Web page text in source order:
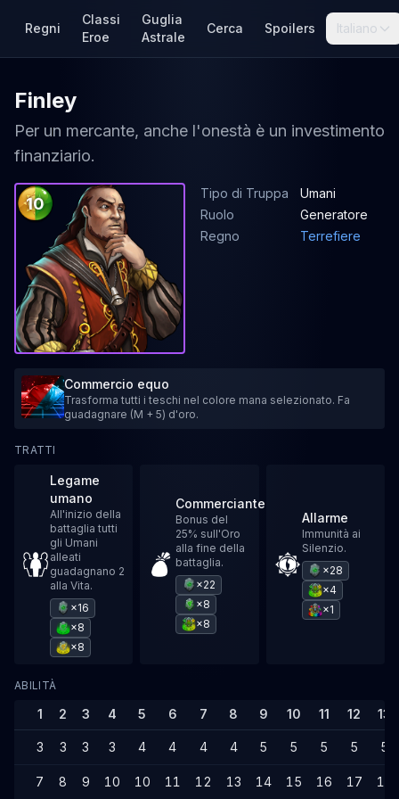
Regni
Classi
Eroe
Guglia
Astrale
Cerca Spoilers Italiano
Finley
Per un mercante, anche l'onestà è un investimento
finanziario.
10
Tipo di Truppa
Umani
Ruolo
Generatore
Regno
Terrefiere
Commercio equo
Trasforma tutti i teschi nel colore mana selezionato. Fa
guadagnare (M + 5) d'oro.
TRATTI
Legame
umano
All'inizio della
battaglia tutti
gli Umani
alleati
guadagnano 2
alla Vita.
×16
×8
×8
Commerciante
Bonus del
25% sull'Oro
alla fine della
battaglia.
×22
×8
×8
Allarme
Immunità ai
Silenzio.
×28
×4
×1
ABILITÀ
1 2 3 4 5 6 7 8 9 10 11 12 13
3 3 3 3 4 4 4 4 5 5 5 5 5
7 8 9 10 10 11 12 13 14 15 16 17 17